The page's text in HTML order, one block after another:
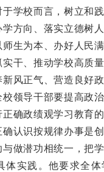
学校而言，树立和
方向、落实立德树
生为本、办好人民
实干、推动学校高质
风正气、营造良好
领导干部要提高政
确政绩观学习教育
认识按规律办事是
做潜功相统一，把
体实践。他要求全